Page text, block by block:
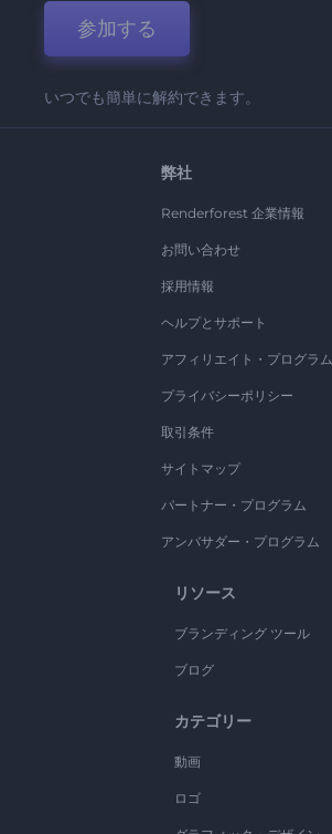
参加する
いつでも簡単に解約できます。
弊社
Renderforest 企業情報
お問い合わせ
採用情報
ヘルプとサポート
アフィリエイト・プログラム
プライバシーポリシー
取引条件
サイトマップ
パートナー・プログラム
アンバサダー・プログラム
リソース
ブランディング ツール
ブログ
カテゴリー
動画
ロゴ